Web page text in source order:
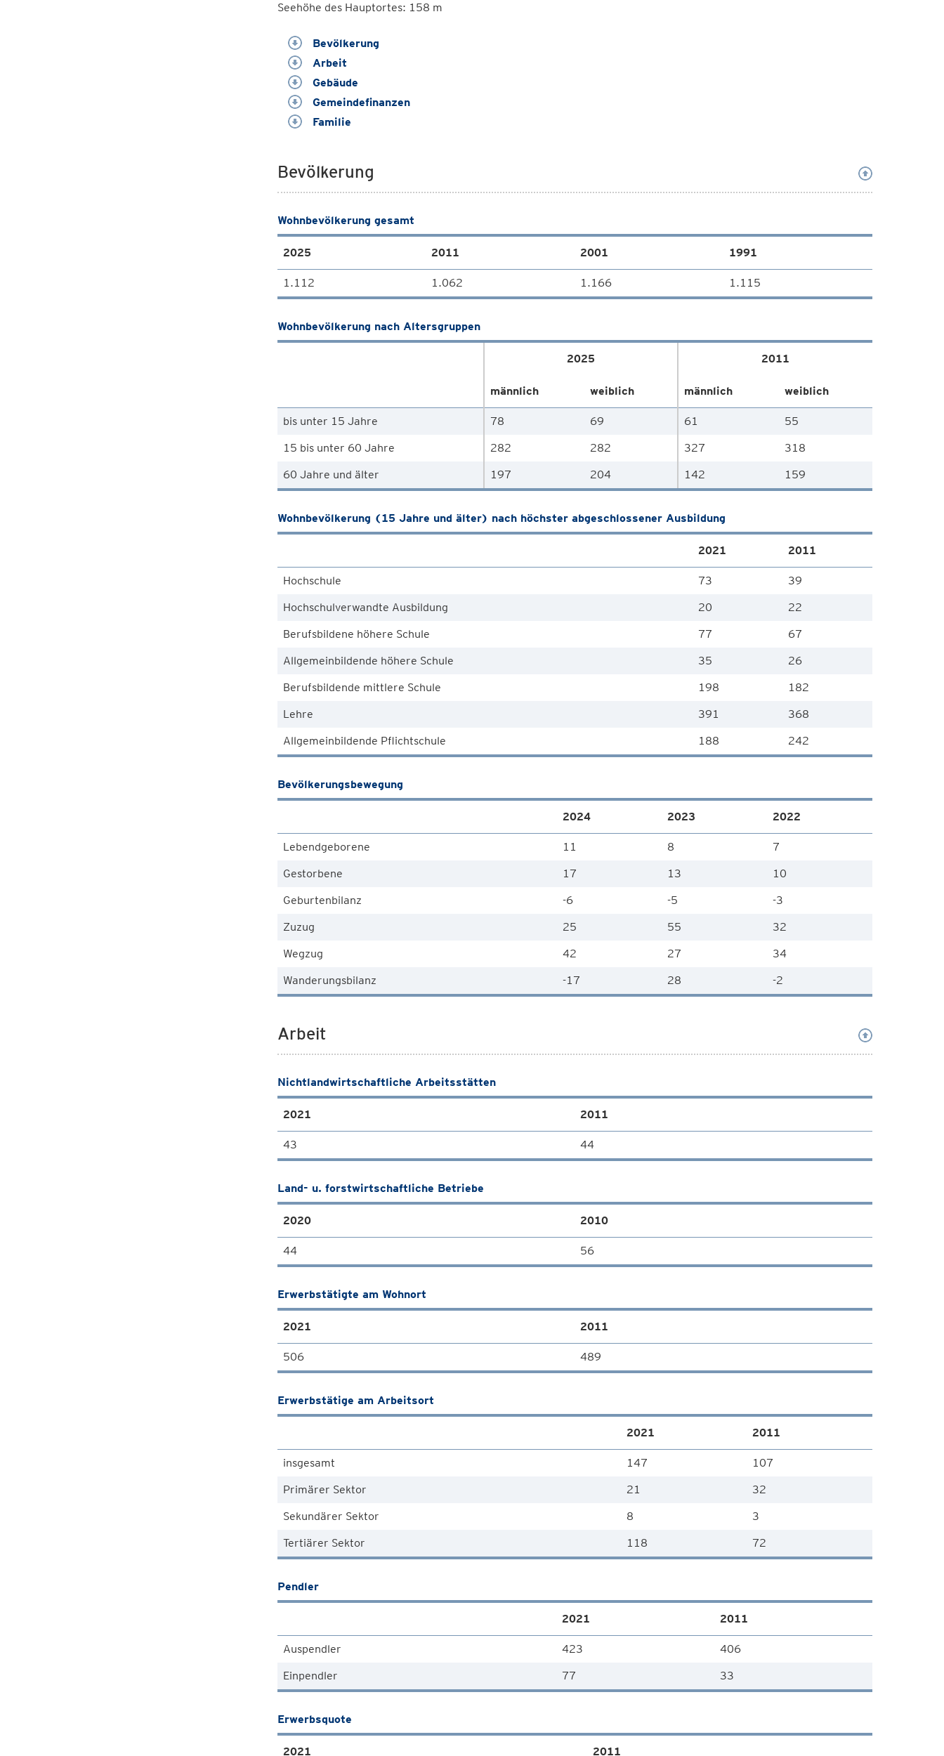
Seehöhe des Hauptortes: 158 m
Bevölkerung
Arbeit
Gebäude
Gemeindefinanzen
Familie
Bevölkerung
Wohnbevölkerung gesamt
2025 2011 2001 1991
1.112 1.062 1.166 1.115
Wohnbevölkerung nach Altersgruppen
2025 2011
männlich weiblich männlich weiblich
bis unter 15 Jahre 78 69 61
55
15 bis unter 60 Jahre
282 282 327
318
60 Jahre und älter
197 204 142 159
Wohnbevölkerung (15 Jahre und älter) nach höchster abgeschlossener Ausbildung
2021 2011
Hochschule 73
39
Hochschulverwandte Ausbildung
20
22
Berufsbildene höhere Schule
77
67
Allgemeinbildende höhere Schule
35
26
Berufsbildende mittlere Schule
198
182
Lehre
391
368
Allgemeinbildende Pflichtschule
188 242
Bevölkerungsbewegung
2024 2023 2022
Lebendgeborene 11 8
7
Gestorbene
17 13
10
Geburtenbilanz
-6 -5
-3
Zuzug
25 55
32
Wegzug
42 27
34
Wanderungsbilanz
-17 28 -2
Arbeit
Nichtlandwirtschaftliche Arbeitsstätten
2021 2011
43 44
Land- u. forstwirtschaftliche Betriebe
2020 2010
44 56
Erwerbstätigte am Wohnort
2021 2011
506 489
Erwerbstätige am Arbeitsort
2021 2011
insgesamt 147
107
Primärer Sektor
21
32
Sekundärer Sektor
8
3
Tertiärer Sektor
118 72
Pendler
2021 2011
Auspendler 423
406
Einpendler
77 33
Erwerbsquote
2021 2011